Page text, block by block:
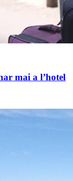
mai a l’hotel